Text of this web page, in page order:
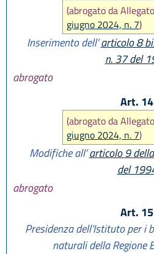
(abrogato da
giugno 2024, n. 7)
Inserimento dell’articolo 8
n. 37 del
abrogato
Art. 14
(abrogato da
giugno 2024, n. 7)
Modifiche all’articolo 9
del
abrogato
Art. 15
Presidenza dell’Istituto per i
naturali della Regione